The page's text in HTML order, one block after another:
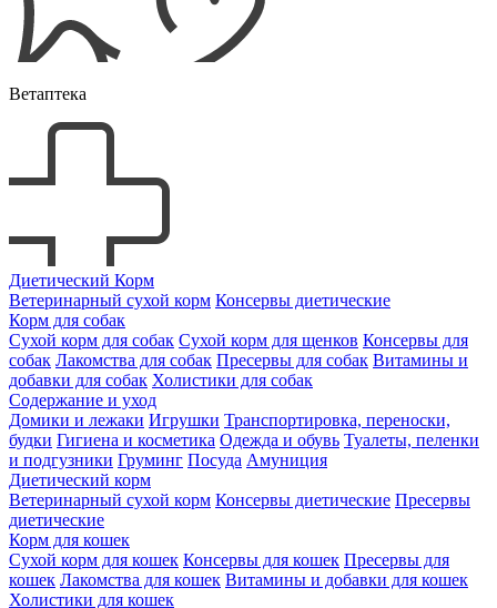
Ветаптека
Диетический Корм
Ветеринарный сухой корм Консервы диетические
Корм для собак
Сухой корм для собак Сухой корм для щенков Консервы для
собак Лакомства для собак Пресервы для собак Витамины и
добавки для собак Холистики для собак
Содержание и уход
Домики и лежаки Игрушки Транспортировка, переноски,
будки Гигиена и косметика Одежда и обувь Туалеты, пеленки
и подгузники Груминг Посуда Амуниция
Диетический корм
Ветеринарный сухой корм Консервы диетические Пресервы
диетические
Корм для кошек
Сухой корм для кошек Консервы для кошек Пресервы для
кошек Лакомства для кошек Витамины и добавки для кошек
Холистики для кошек